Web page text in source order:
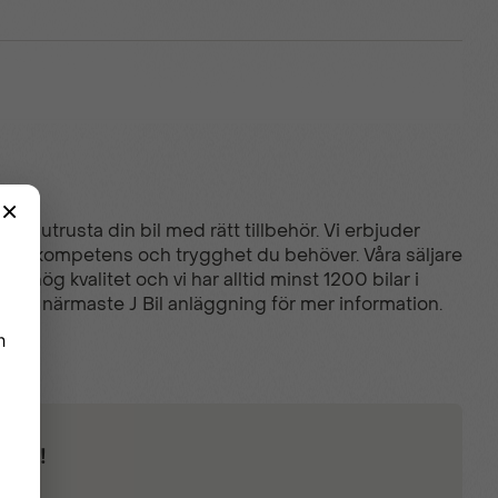
att utrusta din bil med rätt tillbehör. Vi erbjuder
kompetens och trygghet du behöver. Våra säljare
hög kvalitet och vi har alltid minst 1200 bilar i
din närmaste J Bil anläggning för mer information.